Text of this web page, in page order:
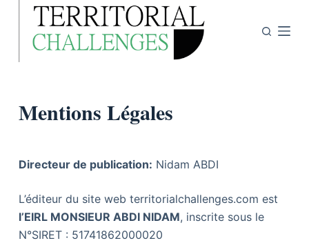
a
c
n
e
Mentions Légales
Directeur de publication: Nidam ABDI
L’éditeur du site web territorialchallenges.com est
l’EIRL MONSIEUR ABDI NIDAM, inscrite sous le
N°SIRET : 51741862000020